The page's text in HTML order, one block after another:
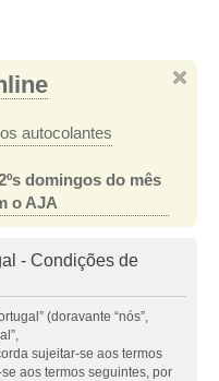
autocolantes
domingos do mês
o AJA
- Condições de
(doravante “nós”,
sujeitar-se aos termos
aos termos seguintes, por